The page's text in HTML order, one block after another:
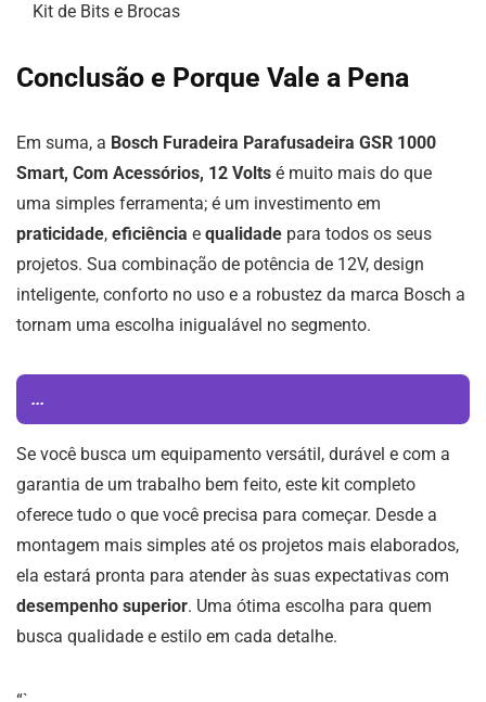
Kit de Bits e Brocas
Conclusão e Porque Vale a Pena
Em suma, a Bosch Furadeira Parafusadeira GSR 1000
Smart, Com Acessórios, 12 Volts é muito mais do que
uma simples ferramenta; é um investimento em
praticidade, eficiência e qualidade para todos os seus
projetos. Sua combinação de potência de 12V, design
inteligente, conforto no uso e a robustez da marca Bosch a
tornam uma escolha inigualável no segmento.
...
Se você busca um equipamento versátil, durável e com a
garantia de um trabalho bem feito, este kit completo
oferece tudo o que você precisa para começar. Desde a
montagem mais simples até os projetos mais elaborados,
ela estará pronta para atender às suas expectativas com
desempenho superior. Uma ótima escolha para quem
busca qualidade e estilo em cada detalhe.